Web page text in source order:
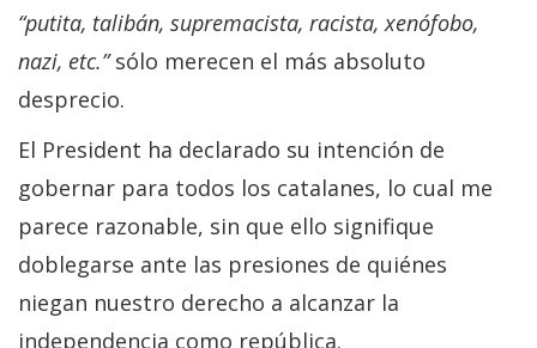
“putita, talibán, supremacista, racista, xenófobo,
nazi, etc.”sólo merecen el más absoluto
desprecio.
El President ha declarado su intención de
gobernar para todos los catalanes, lo cual me
parece razonable, sin que ello signifique
doblegarse ante las presiones de quiénes
niegan nuestro derecho a alcanzar la
independencia como república.